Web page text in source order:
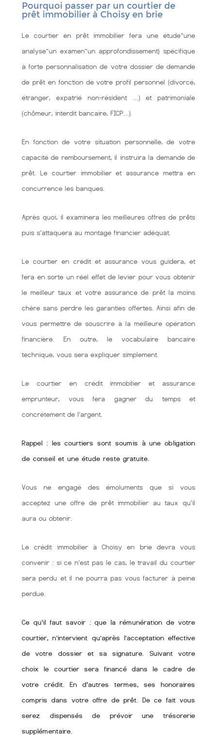
Pourquoi passer par un courtier de
prêt immobilier à Choisy en brie
Le courtier en prêt immobilier fera une étude~une
analyse~un examen~un approfondissement} spécifique
à forte personnalisation de votre dossier de demande
de prêt en fonction de votre profil personnel (divorcé,
étranger, expatrié non-résident …) et patrimoniale
(chômeur, interdit bancaire, FICP…).
En fonction de votre situation personnelle, de votre
capacité de remboursement, il instruira la demande de
prêt. Le courtier immobilier et assurance mettra en
concurrence les banques.
Après quoi, il examinera les meilleures offres de prêts
puis s'attaquera au montage financier adéquat.
Le courtier en crédit et assurance vous guidera, et
fera en sorte un réel effet de levier pour vous obtenir
le meilleur taux et votre assurance de prêt la moins
chère sans perdre les garanties offertes. Ainsi afin de
vous permettre de souscrire à la meilleure opération
financière. En outre, le vocabulaire bancaire
technique, vous sera expliquer simplement.
Le courtier en crédit immobilier et assurance
emprunteur, vous fera gagner du temps et
concrétement de l’argent.
Rappel : les courtiers sont soumis à une obligation
de conseil et une étude reste gratuite.
Vous ne engagé des émoluments que si vous
acceptez une offre de prêt immobilier au taux qu'il
aura ou obtenir.
Le crédit immobilier à Choisy en brie devra vous
convenir : si ce n’est pas le cas, le travail du courtier
sera perdu et il ne pourra pas vous facturer à peine
perdue.
Ce qu'il faut savoir : que la rémunération de votre
courtier, n’intervient qu’après l’acceptation effective
de votre dossier et sa signature. Suivant votre
choix le courtier sera financé dans le cadre de
votre crédit. En d'autres termes, ses honoraires
compris dans votre offre de prêt. De ce fait vous
serez dispensés de prévoir une trésorerie
supplémentaire.